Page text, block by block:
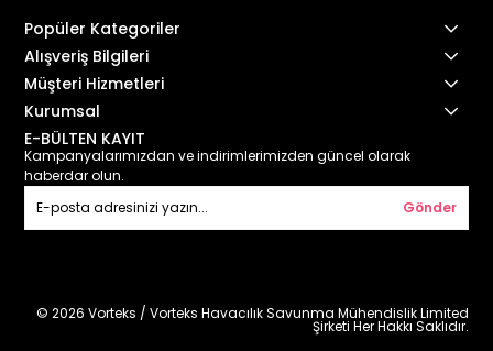
Popüler Kategoriler
Alışveriş Bilgileri
Müşteri Hizmetleri
Kurumsal
E-BÜLTEN KAYIT
Kampanyalarımızdan ve indirimlerimizden güncel olarak
haberdar olun.
Gönder
© 2026 Vorteks / Vorteks Havacılık Savunma Mühendislik Limited
Şirketi Her Hakkı Saklıdır.